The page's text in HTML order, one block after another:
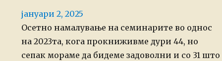
Posted
on
јануари 2, 2025
Осетно намалување на семинарите во однос
на 2023та, кога прокниживме дури 44, но
сепак мораме да бидеме задоволни и со 31 што